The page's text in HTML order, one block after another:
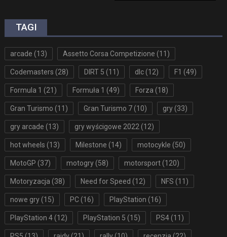
TAGI
arcade (13) Assetto Corsa Competizione (11)
Codemasters (28) DIRT 5 (11) dlc(12) F1 (49)
Formula 1 (21) Formuła 1 (49) Forza (18)
Gran Turismo (11) Gran Turismo 7(10) gry(33)
gry arcade (13) gry wyścigowe 2022(12)
hot wheels (13) Milestone (14) motocykle (50)
MotoGP (37) motogry(58) motorsport(120)
Motoryzacja (38) Need for Speed (12) NFS (11)
nowe gry(15) PC (16) PlayStation (16)
PlayStation 4(12) PlayStation 5 (15) PS4(11)